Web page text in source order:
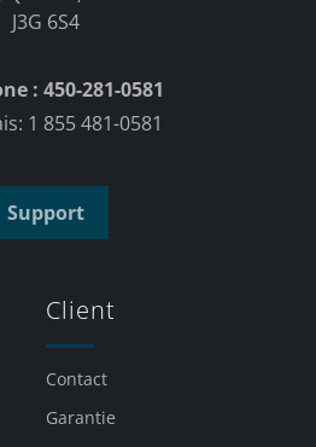
J3G 6S4
: 450-281-0581
1 855 481-0581
Support
Client
Contact
Garantie